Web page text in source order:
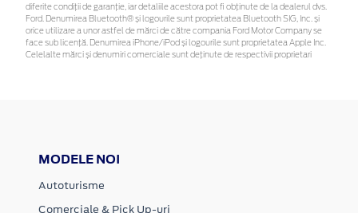
diferite condiții de garanție, iar detaliile acestora pot fi obținute de la dealerul dvs.
Ford. Denumirea Bluetooth® și logourile sunt proprietatea Bluetooth SIG, Inc. și
orice utilizare a unor astfel de mărci de către compania Ford Motor Company se
face sub licență. Denumirea iPhone/iPod și logourile sunt proprietatea Apple Inc.
Celelalte mărci și denumiri comerciale sunt deținute de respectivii proprietari
MODELE NOI
Autoturisme
Comerciale & Pick Up-uri